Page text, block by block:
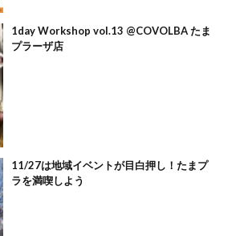
1day Workshop vol.13 @COVOLBA たま
プラーザ店
11/27は地域イベントが目白押し！たまプ
ラを満喫しよう